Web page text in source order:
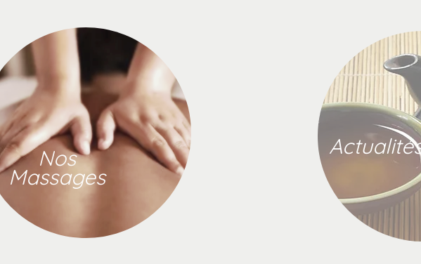
Nos
Massages